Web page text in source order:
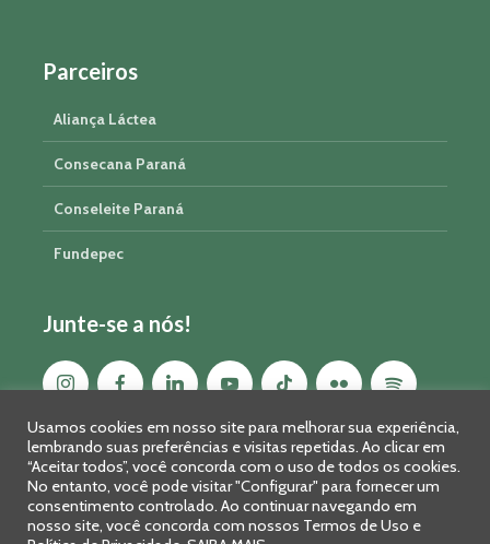
Parceiros
Aliança Láctea
Consecana Paraná
Conseleite Paraná
Fundepec
Junte-se a nós!
Usamos cookies em nosso site para melhorar sua experiência,
lembrando suas preferências e visitas repetidas. Ao clicar em
“Aceitar todos”, você concorda com o uso de todos os cookies.
No entanto, você pode visitar "Configurar" para fornecer um
consentimento controlado. Ao continuar navegando em
nosso site, você concorda com nossos Termos de Uso e